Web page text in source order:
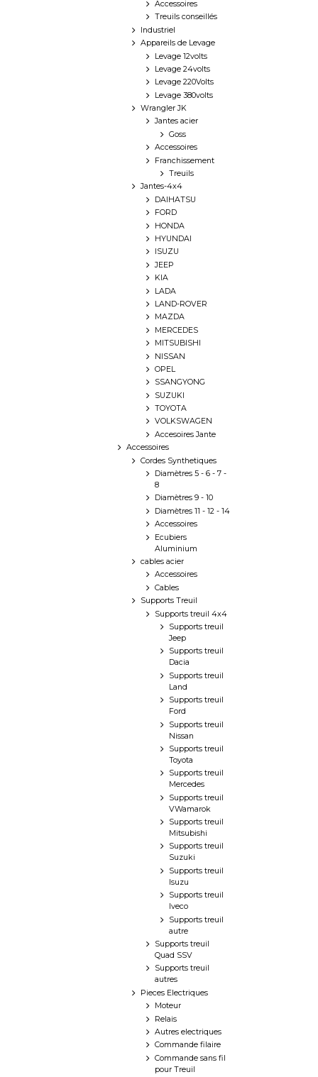
Accessoires
Treuils conseillés
Industriel
Appareils de Levage
Levage 12volts
Levage 24volts
Levage 220Volts
Levage 380volts
Wrangler JK
Jantes acier
Goss
Accessoires
Franchissement
Treuils
Jantes-4x4
DAIHATSU
FORD
HONDA
HYUNDAI
ISUZU
JEEP
KIA
LADA
LAND-ROVER
MAZDA
MERCEDES
MITSUBISHI
NISSAN
OPEL
SSANGYONG
SUZUKI
TOYOTA
VOLKSWAGEN
Accesoires Jante
Accessoires
Cordes Synthetiques
Diamètres 5 - 6 - 7 -
8
Diamètres 9 - 10
Diamètres 11 - 12 - 14
Accessoires
Ecubiers
Aluminium
cables acier
Accessoires
Cables
Supports Treuil
Supports treuil 4x4
Supports treuil
Jeep
Supports treuil
Dacia
Supports treuil
Land
Supports treuil
Ford
Supports treuil
Nissan
Supports treuil
Toyota
Supports treuil
Mercedes
Supports treuil
VWamarok
Supports treuil
Mitsubishi
Supports treuil
Suzuki
Supports treuil
Isuzu
Supports treuil
Iveco
Supports treuil
autre
Supports treuil
Quad SSV
Supports treuil
autres
Pieces Electriques
Moteur
Relais
Autres electriques
Commande filaire
Commande sans fil
pour Treuil